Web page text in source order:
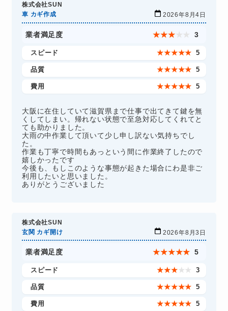
株式会社SUN
車 カギ作成
2026年8月4日
業者満足度 ★★★ ★ ★ 3
スピード ★★★★★ 5
品質 ★★★★★ 5
費用 ★★★★★ 5
大阪に在住していて滋賀県まで仕事で出てきて鍵を無
くしてしまい。帰れない状態で至急対応してくれてと
ても助かりました。
大雨の中作業して頂いて少し申し訳ない気持ちでし
た。
作業も丁寧で時間もあっという間に作業終了したので
嬉しかったです
今後も、もしこのような事態が起きた場合にわ是非ご
利用したいと思いました。
ありがとうございました
株式会社SUN
玄関 カギ開け
2026年8月3日
業者満足度 ★★★★★ 5
スピード ★★★ ★ ★ 3
品質 ★★★★★ 5
費用 ★★★★★ 5